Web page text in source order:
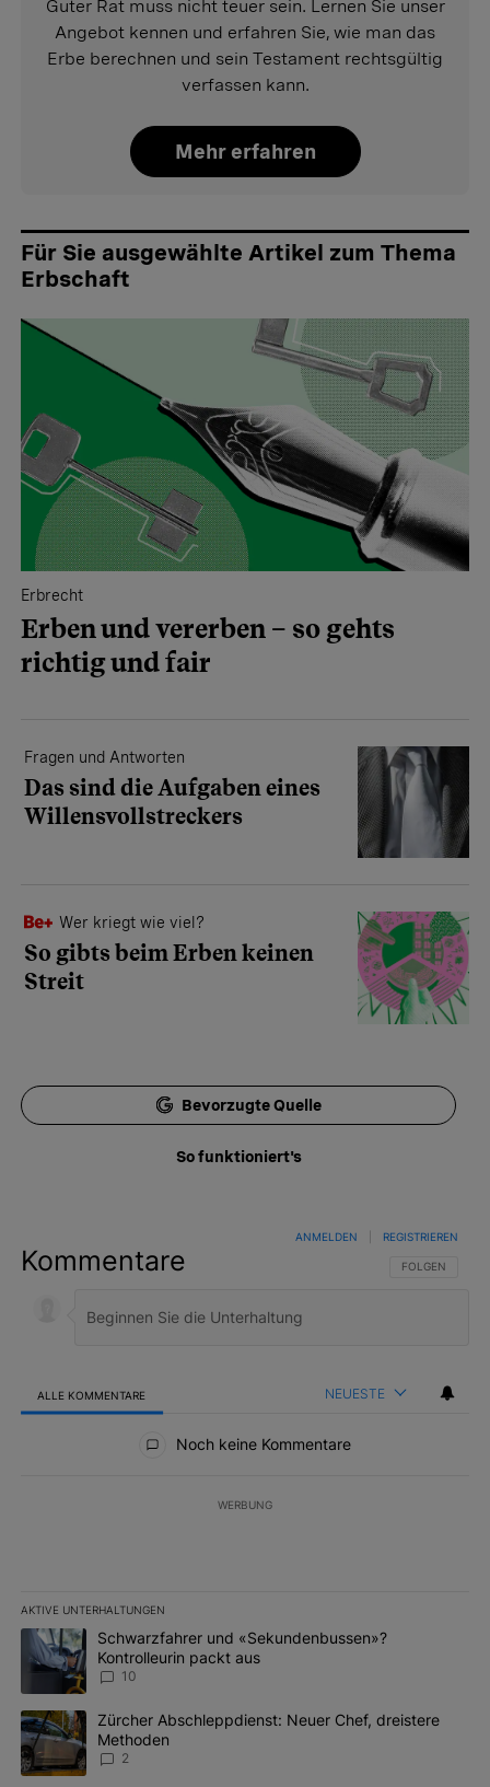
Guter Rat muss nicht teuer sein. Lernen Sie unser
Angebot kennen und erfahren Sie, wie man das
Erbe berechnen und sein Testament rechtsgültig
verfassen kann.
Mehr erfahren
Für Sie ausgewählte Artikel zum Thema
Erbschaft
Erbrecht
Erben und vererben – so gehts
richtig und fair
Fragen und Antworten
Das sind die Aufgaben eines
Willensvollstreckers
Wer kriegt wie viel?
So gibts beim Erben keinen
Streit
Bevorzugte Quelle
So funktioniert's
Kommentare FOLGE DIESER
FOLGEN
ANMELDEN REGISTRIEREN
ALLE KOMMENTARE NEUESTE
Noch keine Kommentare
WERBUNG
AKTIVE UNTERHALTUNGEN
Das Folgende ist eine Liste der am meisten kommentierten
Ein Trendartikel mit dem Titel "Schwarzfahrer und
Schwarzfahrer und «Sekundenbussen»?
Kontrolleurin packt aus
10
Ein Trendartikel mit dem Titel "Zürcher Abschleppdienst: Neuer
Zürcher Abschleppdienst: Neuer Chef, dreistere
Methoden
2